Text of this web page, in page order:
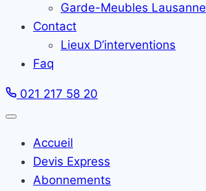
Garde-Meubles Lausanne
Contact
Lieux D’interventions
Faq
021 217 58 20
Accueil
Devis Express
Abonnements